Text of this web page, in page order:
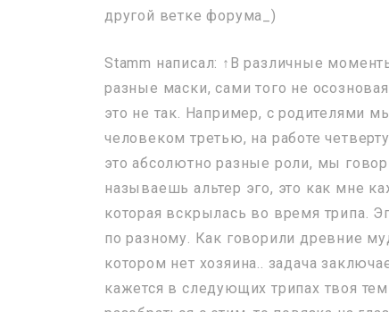
другой ветке форума_)
Stamm написал: ↑В различные
разные маски, сами того не
это не так. Например, с родителями
человеком третью, на работе
это абсолютно разные роли, мы
называешь альтер эго, это как мне
которая вскрылась во время трипа.
по разному. Как говорили древние
котором нет хозяина.. задача
кажется в следующих трипах твоя